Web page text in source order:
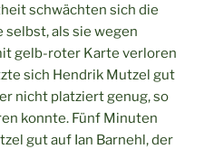
schwächten sich die
selbst, als sie wegen
gelb-roter Karte verloren
sich Hendrik Mutzel gut
nicht platziert genug, so
konnte. Fünf Minuten
gut auf Ian Barnehl, der